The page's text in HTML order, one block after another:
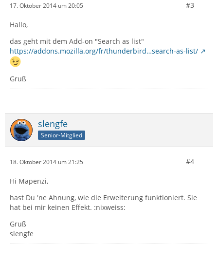
17. Oktober 2014 um 20:05 #3
Hallo,
das geht mit dem Add-on "Search as list"
https://addons.mozilla.org/fr/thunderbird…search-as-list/
Gruß
slengfe
Senior-Mitglied
18. Oktober 2014 um 21:25 #4
Hi Mapenzi,
hast Du 'ne Ahnung, wie die Erweiterung funktioniert. Sie
hat bei mir keinen Effekt. :nixweiss:
Gruß
slengfe